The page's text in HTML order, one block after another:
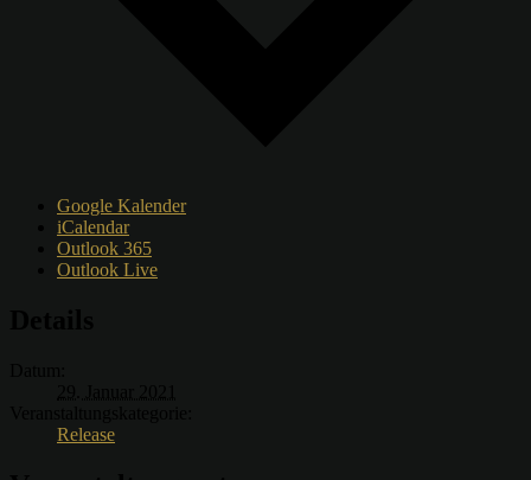
Google Kalender
iCalendar
Outlook 365
Outlook Live
Release